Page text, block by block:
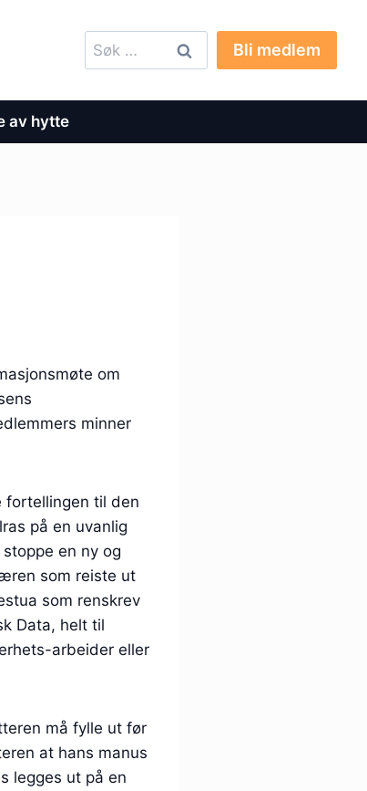
Søk
etter:
Bli medlem
av hytte
om
minner
fortellingen til den
på en uvanlig
en ny og
som reiste ut
som renskrev
Data, helt til
arbeider eller
må fylle ut før
at hans manus
legges ut på en